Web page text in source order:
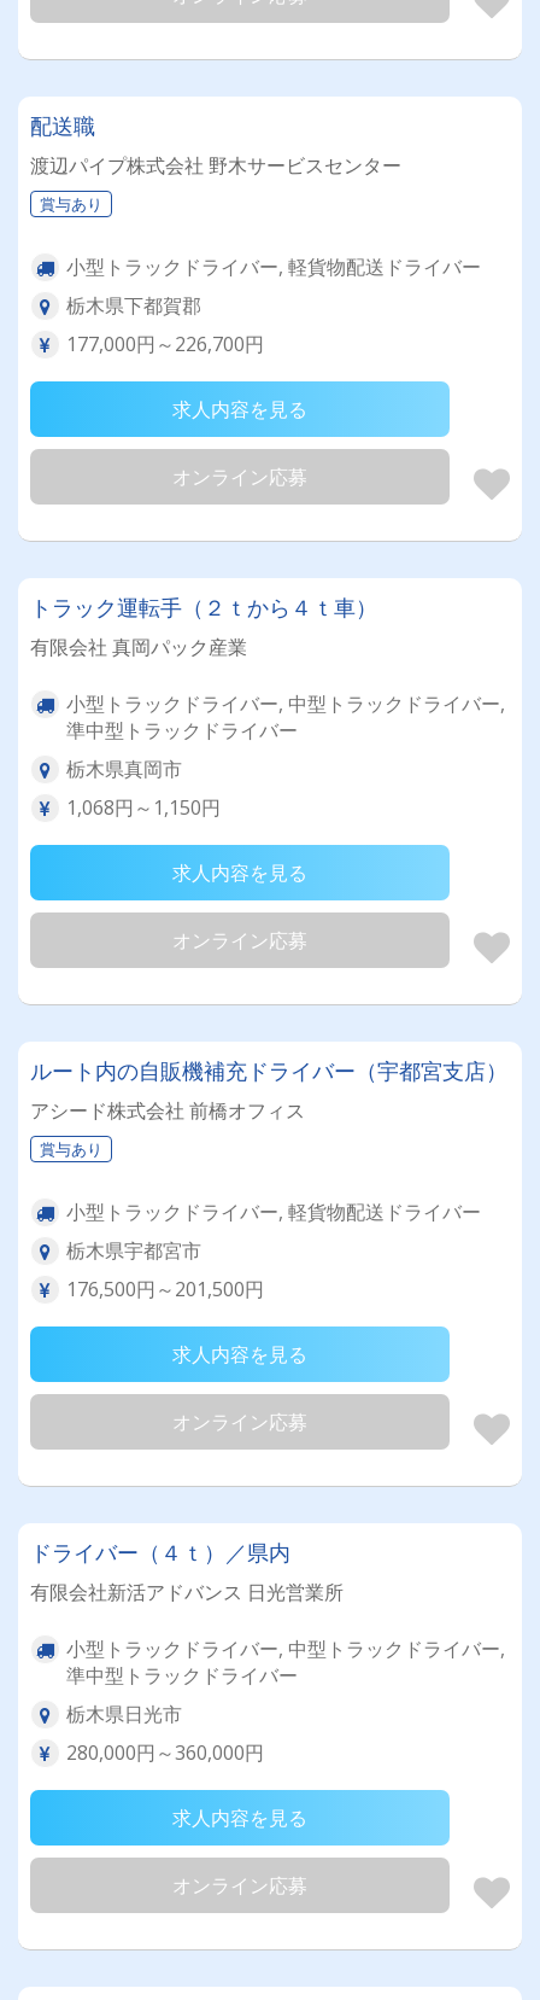
配送職
渡辺パイプ株式会社 野木サービスセンター
賞与あり
小型トラックドライバー, 軽貨物配送ドライバー
栃木県下都賀郡
177,000円～226,700円
求人内容を見る
オンライン応募
トラック運転手（２ｔから４ｔ車）
有限会社 真岡パック産業
小型トラックドライバー, 中型トラックドライバー,
準中型トラックドライバー
栃木県真岡市
1,068円～1,150円
求人内容を見る
オンライン応募
ルート内の自販機補充ドライバー（宇都宮支店）
アシード株式会社 前橋オフィス
賞与あり
小型トラックドライバー, 軽貨物配送ドライバー
栃木県宇都宮市
176,500円～201,500円
求人内容を見る
オンライン応募
ドライバー（４ｔ）／県内
有限会社新活アドバンス 日光営業所
小型トラックドライバー, 中型トラックドライバー,
準中型トラックドライバー
栃木県日光市
280,000円～360,000円
求人内容を見る
オンライン応募